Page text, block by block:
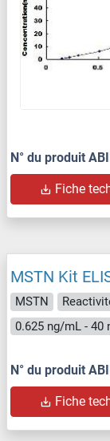
N° du produit
Fiche
MSTN Kit
MSTN
0.625 ng/mL - 40
N° du produit
Fiche